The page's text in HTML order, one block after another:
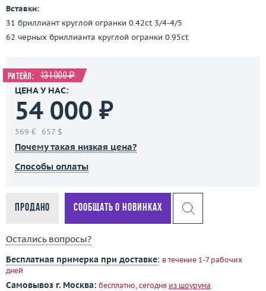
Вставки:
31 бриллиант круглой огранки 0.42ct 3/4-4/5
62 черных бриллианта круглой огранки 0.95ct
Ритейл: 131 000 ₽
ЦЕНА У НАС:
54 000 ₽
569 € 657 $
Почему такая низкая цена?
Способы оплаты
Продано Сообщать о новинках
Остались вопросы?
Бесплатная примерка при доставке: в течение 1-7 рабочих
дней
Самовывоз г. Москва: бесплатно, сегодня из шоурума